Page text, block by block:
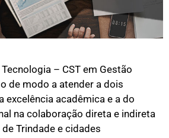
– CST em Gestão
de modo a atender a dois
excelência acadêmica e a do
na colaboração direta e indireta
Trindade e cidades